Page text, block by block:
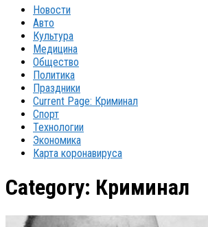
Новости
Авто
Культура
Медицина
Общество
Политика
Праздники
Current Page: Криминал
Спорт
Технологии
Экономика
Карта коронавируса
Category: Криминал